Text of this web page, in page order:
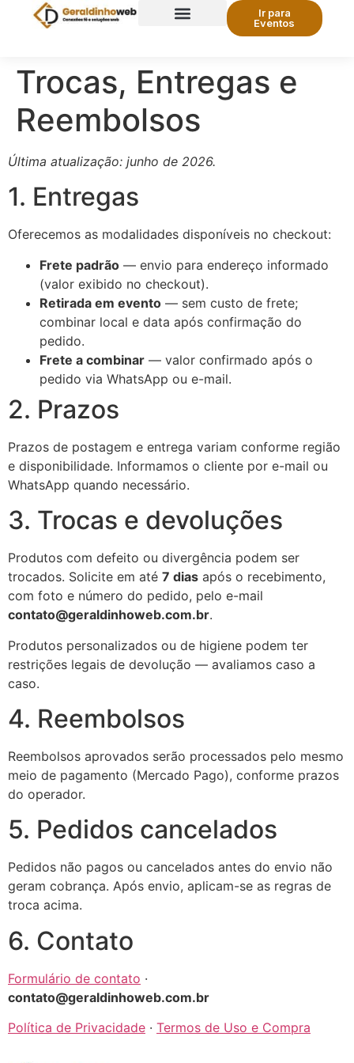
Ir para
Eventos
Trocas, Entregas e
Reembolsos
Última atualização: junho de 2026.
1. Entregas
Oferecemos as modalidades disponíveis no checkout:
Frete padrão — envio para endereço informado
(valor exibido no checkout).
Retirada em evento — sem custo de frete;
combinar local e data após confirmação do
pedido.
Frete a combinar — valor confirmado após o
pedido via WhatsApp ou e-mail.
2. Prazos
Prazos de postagem e entrega variam conforme região
e disponibilidade. Informamos o cliente por e-mail ou
WhatsApp quando necessário.
3. Trocas e devoluções
Produtos com defeito ou divergência podem ser
trocados. Solicite em até 7 dias após o recebimento,
com foto e número do pedido, pelo e-mail
contato@geraldinhoweb.com.br.
Produtos personalizados ou de higiene podem ter
restrições legais de devolução — avaliamos caso a
caso.
4. Reembolsos
Reembolsos aprovados serão processados pelo mesmo
meio de pagamento (Mercado Pago), conforme prazos
do operador.
5. Pedidos cancelados
Pedidos não pagos ou cancelados antes do envio não
geram cobrança. Após envio, aplicam-se as regras de
troca acima.
6. Contato
Formulário de contato ·
contato@geraldinhoweb.com.br
Política de Privacidade · Termos de Uso e Compra